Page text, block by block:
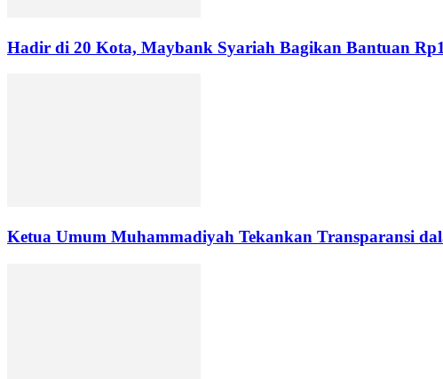
Hadir di 20 Kota, Maybank Syariah Bagikan Bantuan
Ketua Umum Muhammadiyah Tekankan Transparansi